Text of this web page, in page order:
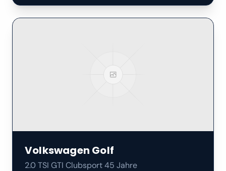
Volkswagen Golf
2.0 TSI GTI Clubsport 45 Jahre